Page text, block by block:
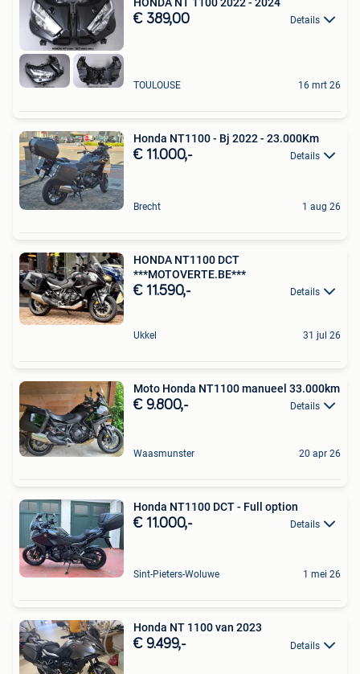
€ 389,00 Details
TOULOUSE 16 mrt 26
Honda NT1100 - Bj 2022 - 23.000Km
€ 11.000,- Details
Brecht 1 aug 26
HONDA NT1100 DCT
***MOTOVERTE.BE***
€ 11.590,- Details
Ukkel 31 jul 26
Moto Honda NT1100 manueel 33.000km
€ 9.800,- Details
Waasmunster 20 apr 26
Honda NT1100 DCT - Full option
€ 11.000,- Details
Sint-Pieters-Woluwe 1 mei 26
Honda NT 1100 van 2023
€ 9.499,- Details